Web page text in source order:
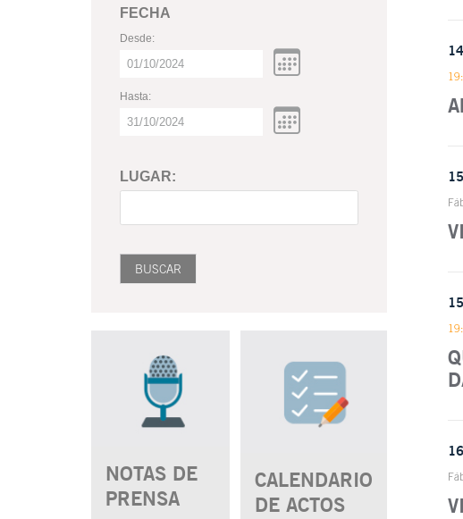
FECHA
Desde:
Hasta:
LUGAR:
NOTAS DE
PRENSA
CALENDARIO
DE ACTOS